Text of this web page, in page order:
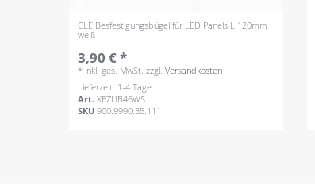
CLE Besfestigungsbügel für LED Panels L 120mm
weiß
3,90 € *
* inkl. ges. MwSt. zzgl.Versandkosten
Lieferzeit: 1-4 Tage
Art.XFZUB46WS
SKU900.9990.35.111